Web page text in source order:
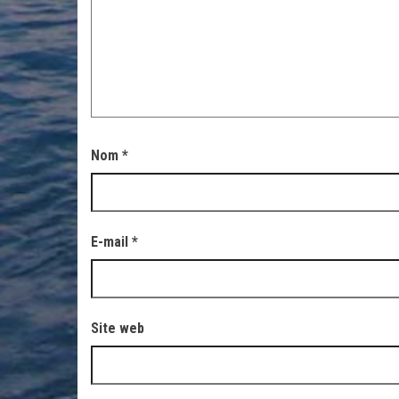
Nom *
E-mail *
Site web